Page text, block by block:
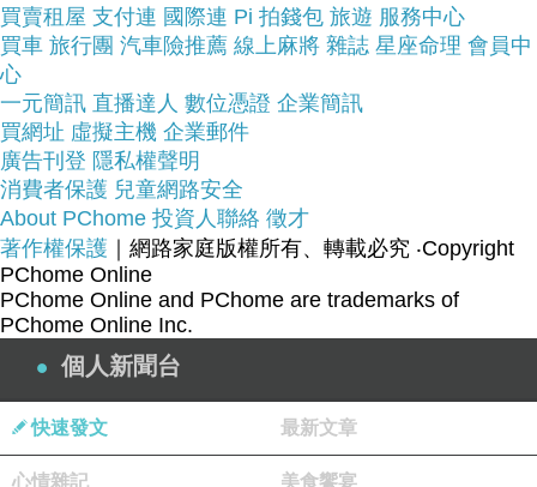
品號：2958823
醋酸纖維頂級彈性塑料
手工精緻打造
精鑲施華洛世奇元素晶鑽
買賣租屋 支付連 國際連 Pi 拍錢包 旅遊 服務中心
買車 旅行團 汽車險推薦 線上麻將 雜誌 星座命理 會員中
心
一元簡訊 直播達人 數位憑證 企業簡訊
買網址 虛擬主機 企業郵件
廣告刊登 隱私權聲明
消費者保護 兒童網路安全
About PChome 投資人聯絡 徵才
著作權保護 ｜網路家庭版權所有、轉載必究 ‧Copyright
PChome Online
PChome Online and PChome are trademarks of
PChome Online Inc.
個人新聞台
快速發文 最新文章
心情雜記 美食饗宴